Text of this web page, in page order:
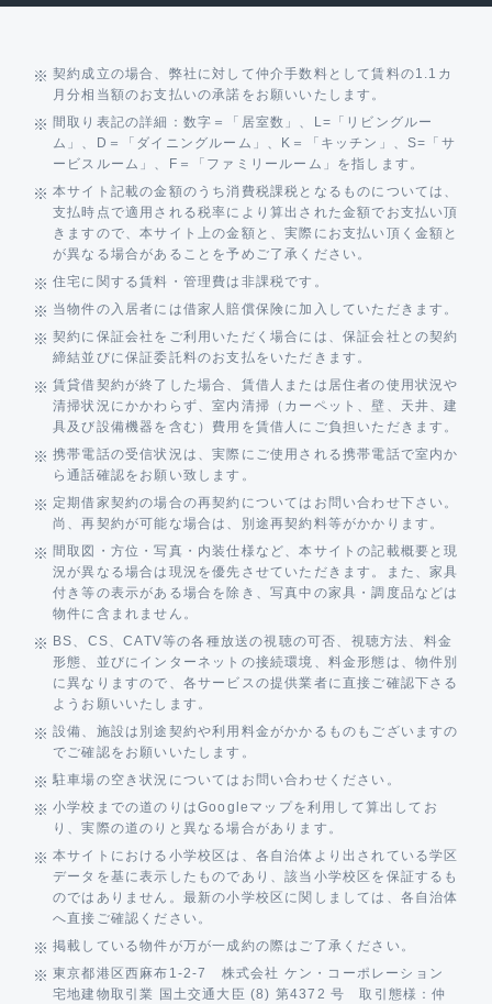
契約成立の場合、弊社に対して仲介手数料として賃料の1.1カ
月分相当額のお支払いの承諾をお願いいたします。
間取り表記の詳細：数字＝「居室数」、L=「リビングルー
ム」、D＝「ダイニングルーム」、K＝「キッチン」、S=「サ
ービスルーム」、F＝「ファミリールーム」を指します。
本サイト記載の金額のうち消費税課税となるものについては、
支払時点で適用される税率により算出された金額でお支払い頂
きますので、本サイト上の金額と、実際にお支払い頂く金額と
が異なる場合があることを予めご了承ください。
住宅に関する賃料・管理費は非課税です。
当物件の入居者には借家人賠償保険に加入していただきます。
契約に保証会社をご利用いただく場合には、保証会社との契約
締結並びに保証委託料のお支払をいただきます。
賃貸借契約が終了した場合、賃借人または居住者の使用状況や
清掃状況にかかわらず、室内清掃（カーペット、壁、天井、建
具及び設備機器を含む）費用を賃借人にご負担いただきます。
携帯電話の受信状況は、実際にご使用される携帯電話で室内か
ら通話確認をお願い致します。
定期借家契約の場合の再契約についてはお問い合わせ下さい。
尚、再契約が可能な場合は、別途再契約料等がかかります。
間取図・方位・写真・内装仕様など、本サイトの記載概要と現
況が異なる場合は現況を優先させていただきます。また、家具
付き等の表示がある場合を除き、写真中の家具・調度品などは
物件に含まれません。
BS、CS、CATV等の各種放送の視聴の可否、視聴方法、料金
形態、並びにインターネットの接続環境、料金形態は、物件別
に異なりますので、各サービスの提供業者に直接ご確認下さる
ようお願いいたします。
設備、施設は別途契約や利用料金がかかるものもございますの
でご確認をお願いいたします。
駐車場の空き状況についてはお問い合わせください。
小学校までの道のりはGoogleマップを利用して算出してお
り、実際の道のりと異なる場合があります。
本サイトにおける小学校区は、各自治体より出されている学区
データを基に表示したものであり、該当小学校区を保証するも
のではありません。最新の小学校区に関しましては、各自治体
へ直接ご確認ください。
掲載している物件が万が一成約の際はご了承ください。
東京都港区西麻布1-2-7 株式会社 ケン・コーポレーション
宅地建物取引業 国土交通大臣 (8) 第4372 号 取引態様：仲